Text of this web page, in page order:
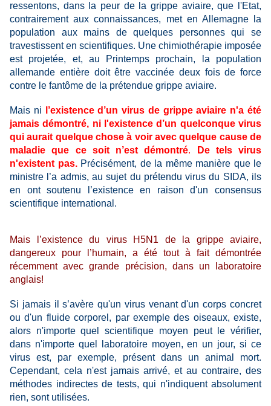
ressentons, dans la peur de la grippe aviaire, que l'Etat,
contrairement aux connaissances, met en Allemagne la
population aux mains de quelques personnes qui se
travestissent en scientifiques. Une chimiothérapie imposée
est projetée, et, au Printemps prochain, la population
allemande entière doit être vaccinée deux fois de force
contre le fantôme de la prétendue grippe aviaire.
Mais ni
l’existence d’un virus de grippe aviaire n'a été
jamais démontré, ni l'existence d’un quelconque virus
qui aurait quelque chose à voir avec quelque cause de
maladie que ce soit n’est démontré.
De tels virus
n'existent pas.Précisément, de la même manière que le
ministre l’a admis, au sujet du prétendu virus du SIDA, ils
en ont soutenu l’existence en raison d'un consensus
scientifique international.
Mais l’existence du virus H5N1 de la grippe aviaire,
dangereux pour l’humain, a été tout à fait démontrée
récemment avec grande précision, dans un laboratoire
anglais!
Si jamais il s’avère qu'un virus venant d'un corps concret
ou d'un fluide corporel, par exemple des oiseaux, existe,
alors n'importe quel scientifique moyen peut le vérifier,
dans n'importe quel laboratoire moyen, en un jour, si ce
virus est,
par exemple,
présent dans un animal mort.
Cependant, cela n'est jamais arrivé, et au contraire, des
méthodes indirectes de tests, qui n'indiquent absolument
rien, sont utilisées.